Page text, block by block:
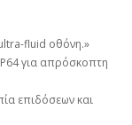
fluid οθόνη.»
για απρόσκοπτη
επιδόσεων και